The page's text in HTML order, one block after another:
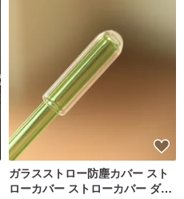
ガラスストロー防塵カバー スト
ローカバー ストローカバー ダス